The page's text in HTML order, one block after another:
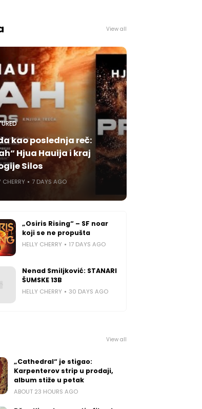
View all
kao poslednja reč:
Hjua Hauija i kraj
Silos
CHERRY 7 DAYS AGO
„Osiris Rising“ – SF noar
koji se ne propušta
HELLY CHERRY 17 DAYS AGO
Nenad Smiljković: STANARI
ŠUMSKE 13B
HELLY CHERRY 30 DAYS AGO
View all
„Cathedral“ je stigao:
Karpenterov strip u prodaji,
album stiže u petak
ABOUT 23 HOURS AGO